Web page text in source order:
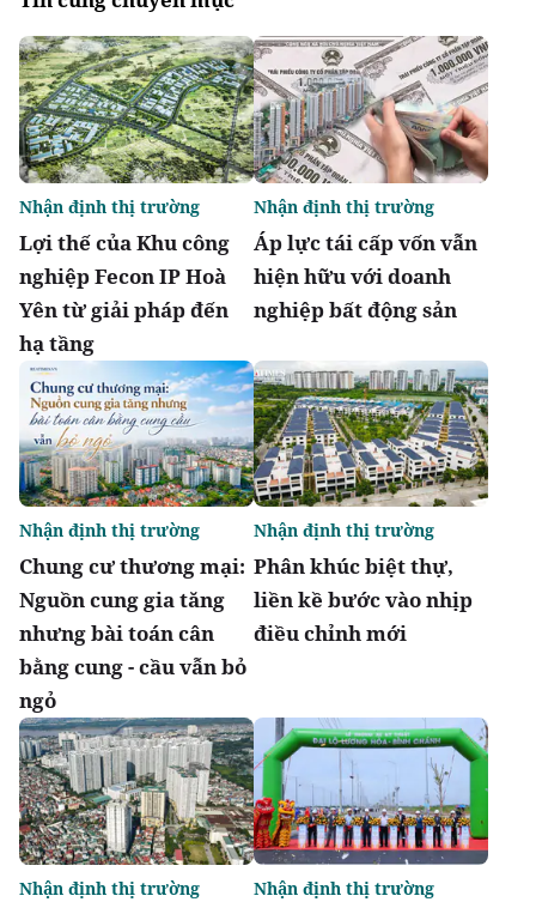
Lợi thế của Khu công
nghiệp Fecon IP Hoà
Yên từ giải pháp đến
hạ tầng
Nhận định thị trường
Áp lực tái cấp vốn vẫn
hiện hữu với doanh
nghiệp bất động sản
Nhận định thị trường
Chung cư thương mại:
Nguồn cung gia tăng
nhưng bài toán cân
bằng cung - cầu vẫn bỏ
ngỏ
Nhận định thị trường
Phân khúc biệt thự,
liền kề bước vào nhịp
điều chỉnh mới
Nhận định thị trường
Nhận định thị trường Nhận định thị trường